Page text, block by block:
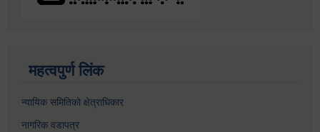
महत्वपुर्ण लिंक
न्यायिक समितिको क्षेत्राधिकार
नागरिक वडापत्र